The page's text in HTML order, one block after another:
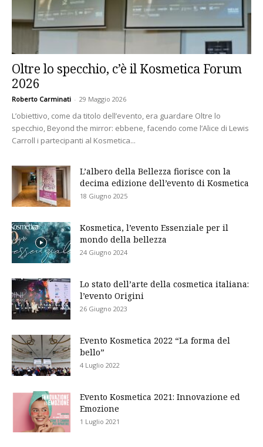
Oltre lo specchio, c’è il Kosmetica Forum
2026
Roberto Carminati - 29 Maggio 2026
L’obiettivo, come da titolo dell’evento, era guardare Oltre lo
specchio, Beyond the mirror: ebbene, facendo come l’Alice di Lewis
Carroll i partecipanti al Kosmetica...
L’albero della Bellezza fiorisce con la
decima edizione dell’evento di Kosmetica
18 Giugno 2025
Kosmetica, l’evento Essenziale per il
mondo della bellezza
24 Giugno 2024
Lo stato dell’arte della cosmetica italiana:
l’evento Origini
26 Giugno 2023
Evento Kosmetica 2022 “La forma del
bello”
4 Luglio 2022
Evento Kosmetica 2021: Innovazione ed
Emozione
1 Luglio 2021